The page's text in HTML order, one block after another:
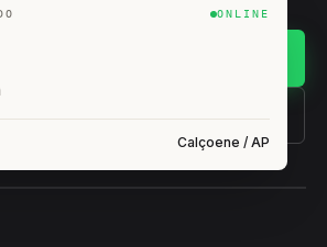
(11) 93407-8838
ONLINE
Calçoene / AP